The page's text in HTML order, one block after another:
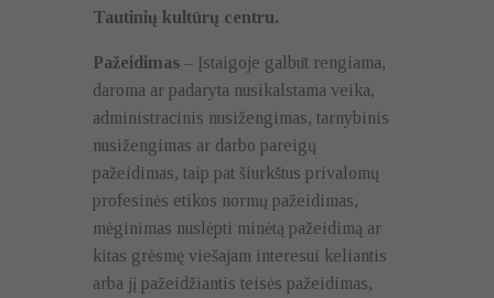
Tautinių kultūrų centru.
Pažeidimas – Įstaigoje galbūt rengiama,
daroma ar padaryta nusikalstama veika,
administracinis nusižengimas, tarnybinis
nusižengimas ar darbo pareigų
pažeidimas, taip pat šiurkštus privalomų
profesinės etikos normų pažeidimas,
mėginimas nuslėpti minėtą pažeidimą ar
kitas grėsmę viešajam interesui keliantis
arba jį pažeidžiantis teisės pažeidimas,